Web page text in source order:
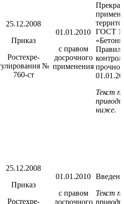
25.12.2008
Приказ
Ростехре-
№
760-ст
01.01.2010
с правом
досрочного
применения
ГОСТ
Правила
Текст
ниже.
25.12.2008
Приказ
Ростехре-
01.01.2010
с правом
досрочного
Введен
Текст